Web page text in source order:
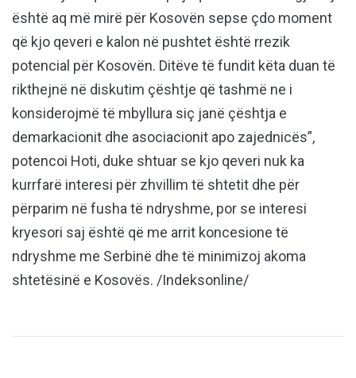
është aq më mirë për Kosovën sepse çdo moment
që kjo qeveri e kalon në pushtet është rrezik
potencial për Kosovën. Ditëve të fundit këta duan të
rikthejnë në diskutim çështje që tashmë ne i
konsiderojmë të mbyllura siç janë çështja e
demarkacionit dhe asociacionit apo zajednicës”,
potencoi Hoti, duke shtuar se kjo qeveri nuk ka
kurrfarë interesi për zhvillim të shtetit dhe për
përparim në fusha të ndryshme, por se interesi
kryesori saj është që me arrit koncesione të
ndryshme me Serbinë dhe të minimizoj akoma
shtetësinë e Kosovës. /Indeksonline/